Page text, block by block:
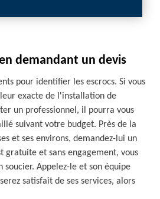
demandant un devis
pour identifier les escrocs. Si vous
exacte de l'installation de
un professionnel, il pourra vous
suivant votre budget. Près de la
et ses environs, demandez-lui un
gratuite et sans engagement, vous
soucier. Appelez-le et son équipe
satisfait de ses services, alors